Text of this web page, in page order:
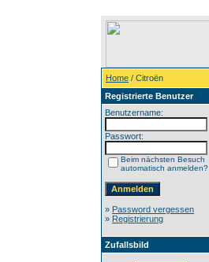
Home / Citroën
Registrierte Benutzer
Benutzername:
Passwort:
Beim nächsten Besuch
automatisch anmelden?
» Password vergessen
» Registrierung
Zufallsbild